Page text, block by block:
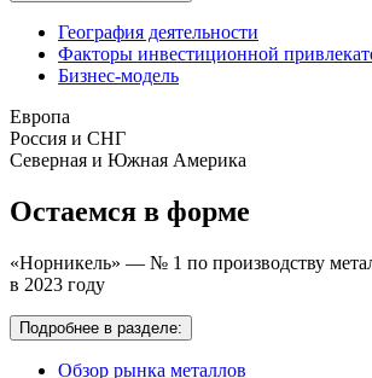
География деятельности
Факторы инвестиционной
Бизнес-модель
Европа
Россия и СНГ
Северная и Южная Америка
Остаемся в форме
«Норникель» — № 1 по производству
в 2023 году
Подробнее в разделе:
Обзор рынка металлов